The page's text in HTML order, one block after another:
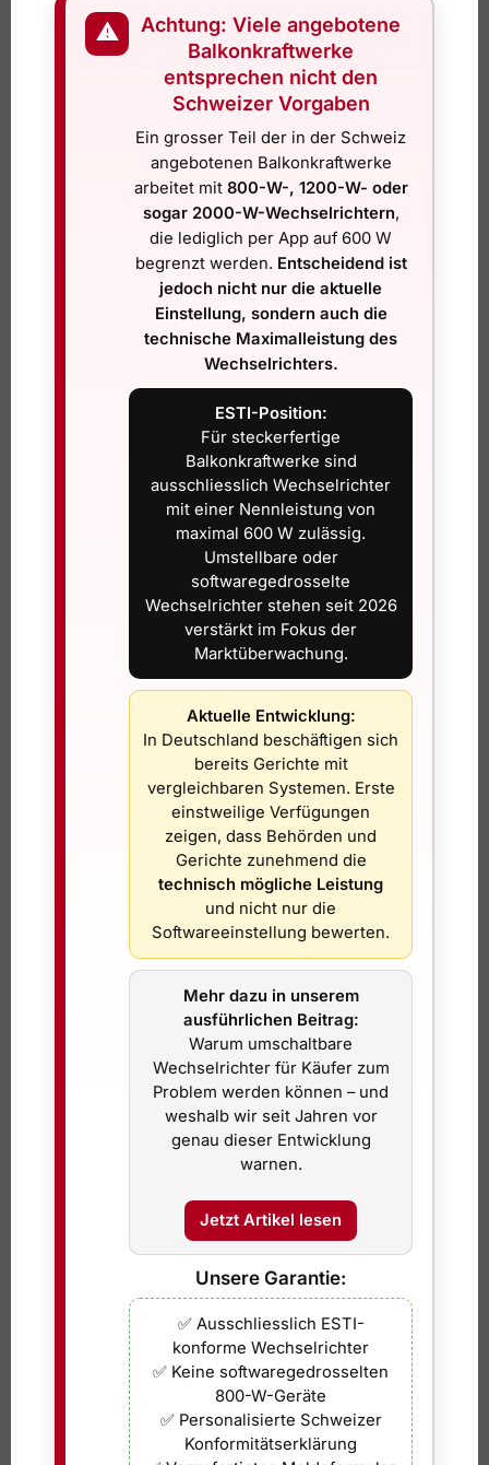
Liefer- und Zahlungsinformationen
Kein Serienprodukt, individuell auf Kunden abgestimmt
Inklusive Schweizer Konformitätserklärung und persönlichem
Steckerkraftwerk mit 8 kWh Speicher, 3 600 W
bifacialen Solarmodulenbietet die perfekte Lösung für
Schweizer Haushalte.
Genehmigungsfrei, leistungsstark und mit intelligenter
Steuerung für maximale Eigenverbrauchsnutzung.
JA-SOLAR 450 WP Bifaziales-Hochleistungs-
JA Solar JAM54D41-450/LB –
bifaziales High-End-Glas-Glas-
bifazialen Module von JA Solarbieten
höchste Leistung und Qualität zu einem
besonders attraktiven Preis. DasJA Solar
JAM54D41-450/LBerreicht eine Leistung von
bei einer beeindruckenden Effizienz
und eignet sich ideal für alle, die
das Maximum aus ihrer Photovoltaikanlage
herausholen möchten.
Technische Vorteile
bei hoher Flächeneffizienz. Plus bis
zu 30% zusätzlicher Ertrag durch Bifazialen
Ertrag
22,5 % Wirkungsgradfür starke
Energieerträge auf kompakter Fläche
Bifaziale n-Type-Technologiefür
zusätzliche Erträge über die Modulrückseite
Glas-Glas-Bauweise
für hohe Stabilität,
Witterungsbeständigkeit und langfristige
Zuverlässigkeit
Niedriger Temperaturkoeffizient
Sehr geringe lichtinduzierte Degradation
für dauerhaft hohe Erträge
Leistungsmerkmale JAM54D41-450/LB
Maximale Leistung:450 W
Effizienz:
22,5 %
Leistungstoleranz:0–5 W
Maximale Systemspannung:1500 V
Zulässiger Rückstrom:30 A
⚠
Achtung: Viele angebotene
Balkonkraftwerke
entsprechen nicht den
Schweizer Vorgaben
Ein grosser Teil der in der Schweiz
angebotenen Balkonkraftwerke
arbeitet mit 800-W-, 1200-W- oder
sogar 2000-W-Wechselrichtern,
die lediglich per App auf 600 W
begrenzt werden. Entscheidend ist
jedoch nicht nur die aktuelle
Einstellung, sondern auch die
technische Maximalleistung des
Wechselrichters.
ESTI-Position:
Für steckerfertige
Balkonkraftwerke sind
ausschliesslich Wechselrichter
mit einer Nennleistung von
maximal 600 W zulässig.
Umstellbare oder
softwaregedrosselte
Wechselrichter stehen seit 2026
verstärkt im Fokus der
Marktüberwachung.
Aktuelle Entwicklung:
In Deutschland beschäftigen sich
bereits Gerichte mit
vergleichbaren Systemen. Erste
einstweilige Verfügungen
zeigen, dass Behörden und
Gerichte zunehmend die
technisch mögliche Leistung
und nicht nur die
Softwareeinstellung bewerten.
Mehr dazu in unserem
ausführlichen Beitrag:
Warum umschaltbare
Wechselrichter für Käufer zum
Problem werden können – und
weshalb wir seit Jahren vor
genau dieser Entwicklung
warnen.
Jetzt Artikel lesen
Unsere Garantie:
✅ Ausschliesslich ESTI-
konforme Wechselrichter
✅ Keine softwaregedrosselten
800-W-Geräte
✅ Personalisierte Schweizer
Konformitätserklärung